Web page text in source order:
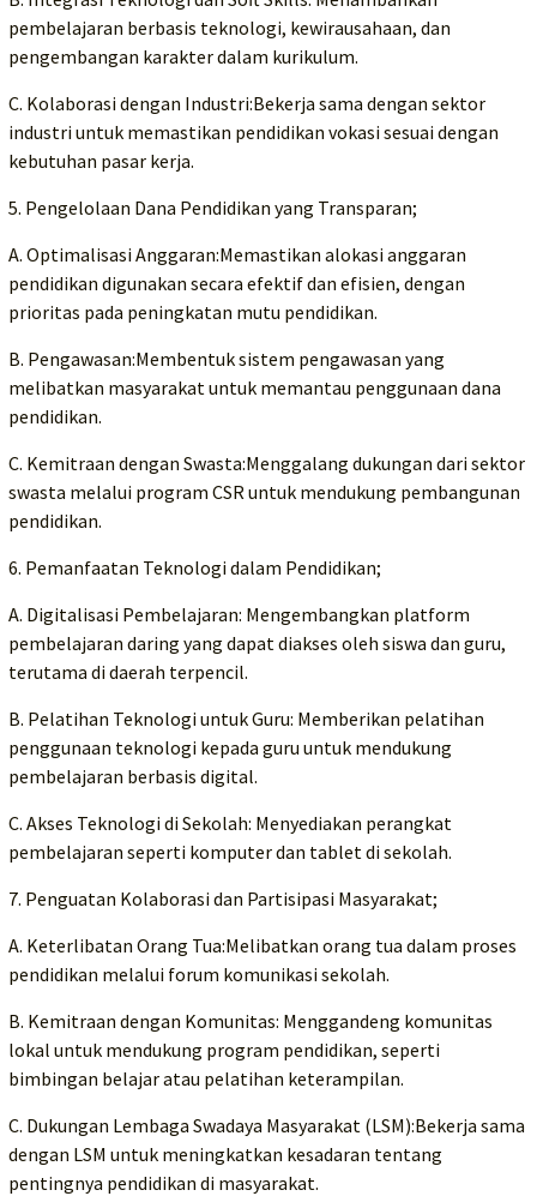
pembelajaran berbasis teknologi, kewirausahaan, dan
pengembangan karakter dalam kurikulum.
C. Kolaborasi dengan Industri:Bekerja sama dengan sektor
industri untuk memastikan pendidikan vokasi sesuai dengan
kebutuhan pasar kerja.
5. Pengelolaan Dana Pendidikan yang Transparan;
A. Optimalisasi Anggaran:Memastikan alokasi anggaran
pendidikan digunakan secara efektif dan efisien, dengan
prioritas pada peningkatan mutu pendidikan.
B. Pengawasan:Membentuk sistem pengawasan yang
melibatkan masyarakat untuk memantau penggunaan dana
pendidikan.
C. Kemitraan dengan Swasta:Menggalang dukungan dari sektor
swasta melalui program CSR untuk mendukung pembangunan
pendidikan.
6. Pemanfaatan Teknologi dalam Pendidikan;
A. Digitalisasi Pembelajaran: Mengembangkan platform
pembelajaran daring yang dapat diakses oleh siswa dan guru,
terutama di daerah terpencil.
B. Pelatihan Teknologi untuk Guru: Memberikan pelatihan
penggunaan teknologi kepada guru untuk mendukung
pembelajaran berbasis digital.
C. Akses Teknologi di Sekolah: Menyediakan perangkat
pembelajaran seperti komputer dan tablet di sekolah.
7. Penguatan Kolaborasi dan Partisipasi Masyarakat;
A. Keterlibatan Orang Tua:Melibatkan orang tua dalam proses
pendidikan melalui forum komunikasi sekolah.
B. Kemitraan dengan Komunitas: Menggandeng komunitas
lokal untuk mendukung program pendidikan, seperti
bimbingan belajar atau pelatihan keterampilan.
C. Dukungan Lembaga Swadaya Masyarakat (LSM):Bekerja sama
dengan LSM untuk meningkatkan kesadaran tentang
pentingnya pendidikan di masyarakat.